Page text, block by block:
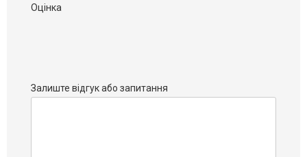
Оцінка
Залиште відгук або запитання